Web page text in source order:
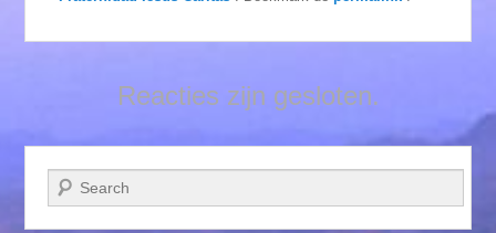
Reacties zijn gesloten.
Zoeken